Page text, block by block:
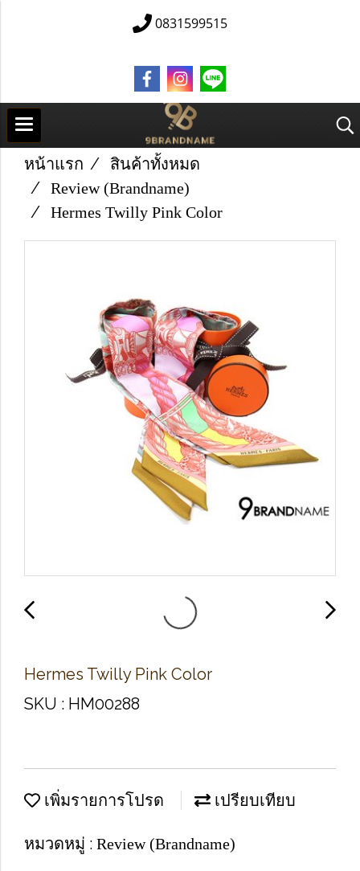
0831599515
หน้าแรก
สินค้าทั้งหมด
Review (Brandname)
Hermes Twilly Pink Color
Hermes Twilly Pink Color
SKU : HM00288
เพิ่มรายการโปรด เปรียบเทียบ
หมวดหมู่ : Review (Brandname)